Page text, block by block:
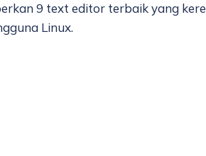
9 text editor terbaik yang
Linux.